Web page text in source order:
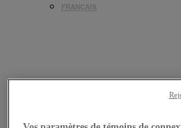
FRANÇAIS
L'ORÉAL